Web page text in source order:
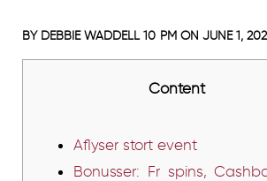
BY DEBBIE WADDELL10 PM ON JUNE 1,
Content
Aflyser stort event
Bonusser: Fr spins,